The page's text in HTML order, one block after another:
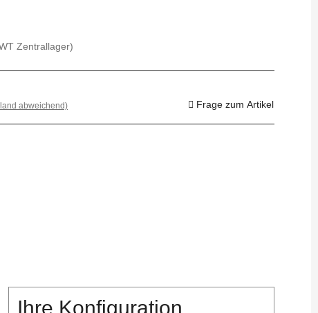
Zentrallager)
abweichend) Frage zum Artikel
Ihre Konfiguration